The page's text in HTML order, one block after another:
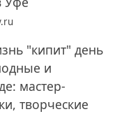
"кипит" день
и
мастер-
творческие